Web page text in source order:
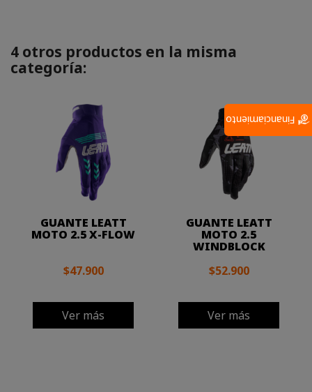
4 otros productos en la misma
categoría:
GUANTE LEATT
MOTO 2.5 X-FLOW
$47.900
Ver más
GUANTE LEATT
MOTO 2.5
WINDBLOCK
$52.900
Ver más
Financiamiento